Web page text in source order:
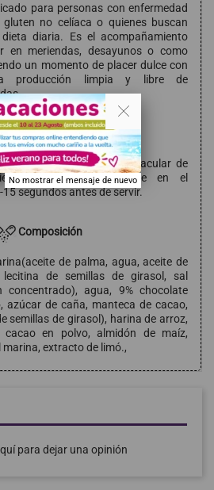
para personas con enfermedad
no celíaca o quienes buscan
diaria. Es el acompañamiento
en meriendas, desayunos o como
un momento de placer dulce con
producción limpia y libre de
Modo de empleo
una experiencia espectacular de
calentar ligeramente en el
segundos antes de servir.
Composición
de palma, agua, aceite de
lecitina de semillas de girasol, sal
agua, 9% chocolate
azúcar de caña, manteca de cacao,
semillas de girasol), harina de arroz,
en polvo, almidón de maíz,
extracto de limó.,
para dejar una opinión
.
No mostrar el mensaje de nuevo